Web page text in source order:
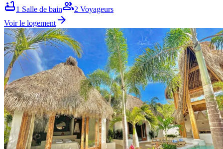
bathtub1 Salle de baingroup2 Voyageurs
Voir le logement arrow_forward